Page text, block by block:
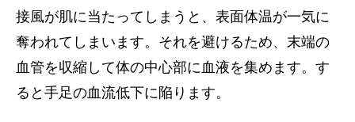
接風が肌に当たってしまうと、表面体温が一気に
奪われてしまいます。それを避けるため、末端の
血管を収縮して体の中心部に血液を集めます。す
ると手足の血流低下に陥ります。